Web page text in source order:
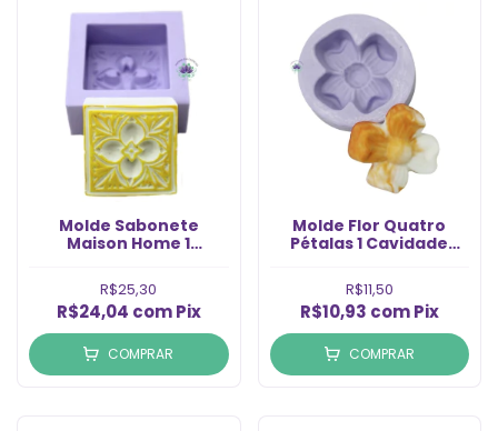
Molde Sabonete
Maison Home 1
R$25,30
R$24,04 com Pix
COMPRAR
Molde Flor Quatro
Pétalas 1 Cavidade
R$11,50
R$10,93 com Pix
COMPRAR